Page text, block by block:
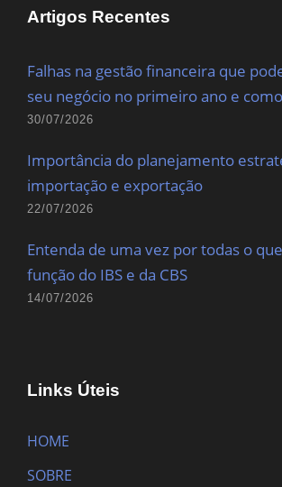
Artigos Recentes
Falhas na gestão financeira que
seu negócio no primeiro ano e
30/07/2026
Importância do planejamento
importação e exportação
22/07/2026
Entenda de uma vez por todas o
função do IBS e da CBS
14/07/2026
Links Úteis
HOME
SOBRE